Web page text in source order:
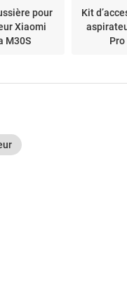
pour
Xiaomi
M30S
Kit